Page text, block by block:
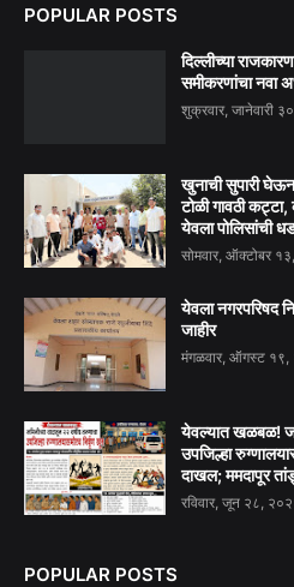
POPULAR POSTS
दिल्लीच्या
समीकरणांचा नवा
शुक्रवार, जानेवारी
खुनाची सुपारी
टोळी गावठी
येवला पोलिसांची
सोमवार, ऑक्टोबर
येवला नगरपरिषद
जाहीर
मंगळवार, ऑगस्ट १९,
येवल्यात खळबळ!
उपजिल्हा
दाखल; ममदापूर
रविवार, जून २८,
POPULAR POSTS